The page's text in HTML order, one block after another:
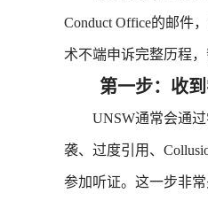
Conduct Office的邮件
术不端申诉完整历程，
第一步：收到
UNSW通常会通过
袭、过度引用、
参加听证。这一步非